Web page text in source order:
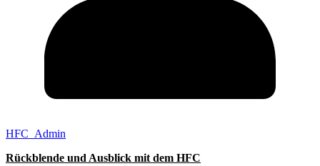
HFC_Admin
Rückblende und Ausblick mit dem HFC